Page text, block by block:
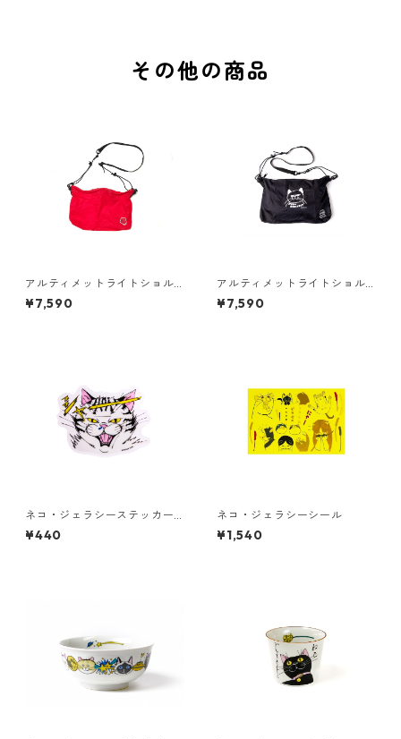
その他の商品
アルティメットライトショル
ダーバッグ ミニ [梅]
¥7,590
アルティメットライトショル
ダーバッグ ミニ [NJ ブラック]
¥7,590
ネコ・ジェラシーステッカー
タビー
¥440
ネコ・ジェラシーシール
¥1,540